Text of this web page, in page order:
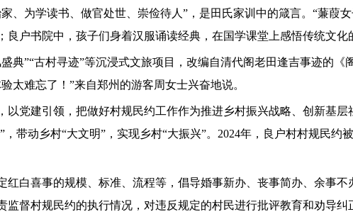
、为学读书、做官处世、崇俭待人”，是田氏家训中的箴言。“蒹葭
户书院中，孩子们身着汉服诵读经典，在国学课堂上感悟传统文化
典”“古村寻迹”等沉浸式文旅项目，改编自清代阁老田逢吉事迹的《
太难忘了！”来自郑州的游客周女士兴奋地说。
党建引领，把做好村规民约工作作为推进乡村振兴战略、创新基层
带动乡村“大文明”，实现乡村“大振兴”。2024年，良户村村规民约
白喜事的规模、标准、流程等，倡导婚事新办、丧事简办、余事不
督村规民约的执行情况，对违反规定的村民进行批评教育和劝导纠